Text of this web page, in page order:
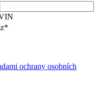
*
ochrany osobních